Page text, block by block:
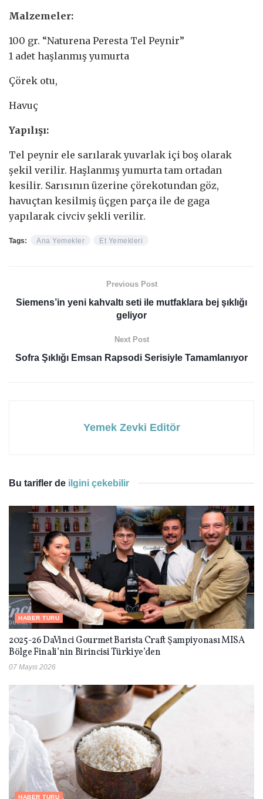
Malzemeler:
100 gr. “Naturena Peresta Tel Peynir”
1 adet haşlanmış yumurta
Çörek otu,
Havuç
Yapılışı:
Tel peynir ele sarılarak yuvarlak içi boş olarak
şekil verilir. Haşlanmış yumurta tam ortadan
kesilir. Sarısının üzerine çörekotundan göz,
havuçtan kesilmiş üçgen parça ile de gaga
yapılarak civciv şekli verilir.
Tags: Ana Yemekler Et Yemekleri
Previous Post
Siemens’in yeni kahvaltı seti ile mutfaklara bej şıklığı
geliyor
Next Post
Sofra Şıklığı Emsan Rapsodi Serisiyle Tamamlanıyor
Yemek Zevki Editör
Bu tarifler de ilgini çekebilir
HABER TURU
2025-26 DaVinci Gourmet Barista Craft Şampiyonası MISA
Bölge Finali’nin Birincisi Türkiye’den
07 Mayıs 2026
HABER TURU